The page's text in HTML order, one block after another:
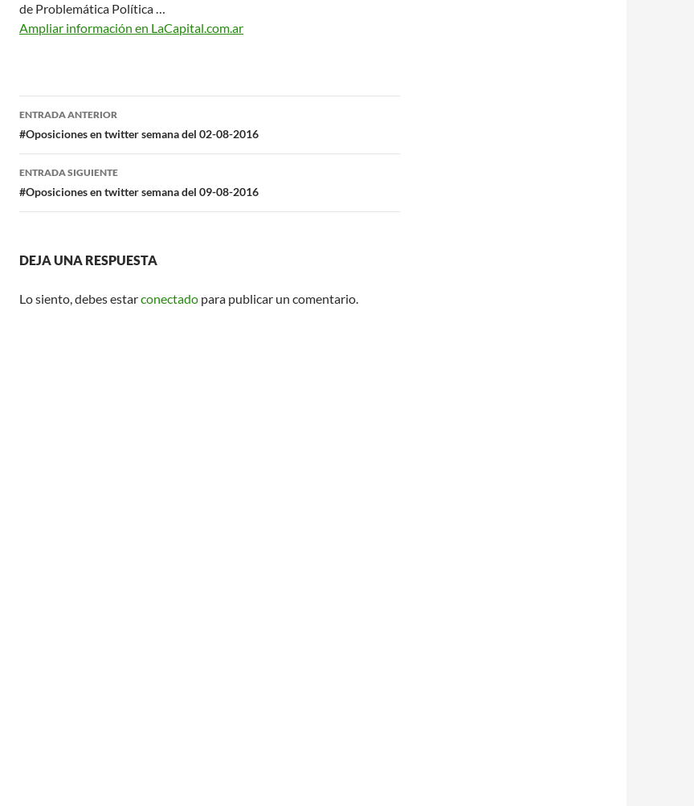
de Problemática Política …
Ampliar información en LaCapital.com.ar
Navegación
de
entradas
ENTRADA ANTERIOR
#Oposiciones en twitter semana del 02-08-2016
ENTRADA SIGUIENTE
#Oposiciones en twitter semana del 09-08-2016
DEJA UNA RESPUESTA
Lo siento, debes estarconectado para publicar un comentario.